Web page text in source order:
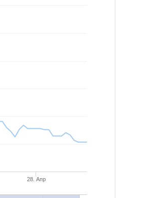
28. Апр